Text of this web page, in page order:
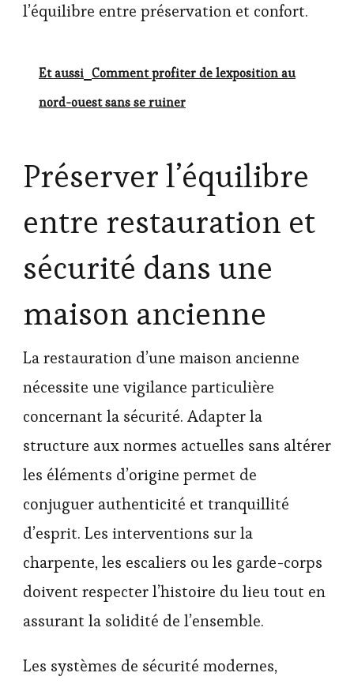
l’équilibre entre préservation et confort.
Et aussi Comment profiter de lexposition au
nord-ouest sans se ruiner
Préserver l’équilibre
entre restauration et
sécurité dans une
maison ancienne
La restauration d’une maison ancienne
nécessite une vigilance particulière
concernant la sécurité. Adapter la
structure aux normes actuelles sans altérer
les éléments d’origine permet de
conjuguer authenticité et tranquillité
d’esprit. Les interventions sur la
charpente, les escaliers ou les garde-corps
doivent respecter l’histoire du lieu tout en
assurant la solidité de l’ensemble.
Les systèmes de sécurité modernes,